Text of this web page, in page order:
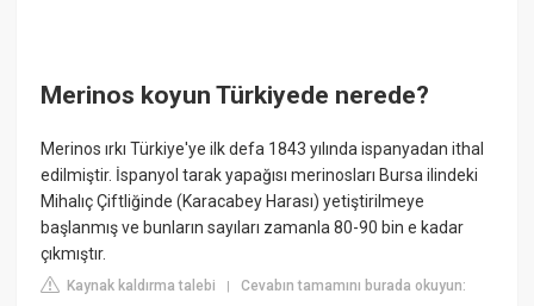
Merinos koyun Türkiyede nerede?
Merinos ırkı Türkiye'ye ilk defa 1843 yılında ispanyadan ithal
edilmiştir. İspanyol tarak yapağısı merinosları Bursa ilindeki
Mihalıç Çiftliğinde (Karacabey Harası) yetiştirilmeye
başlanmış ve bunların sayıları zamanla 80-90 bin e kadar
çıkmıştır.
Kaynak kaldırma talebi |Cevabın tamamını burada okuyun: